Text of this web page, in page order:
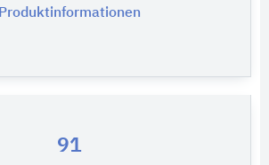
Produktinformationen
91